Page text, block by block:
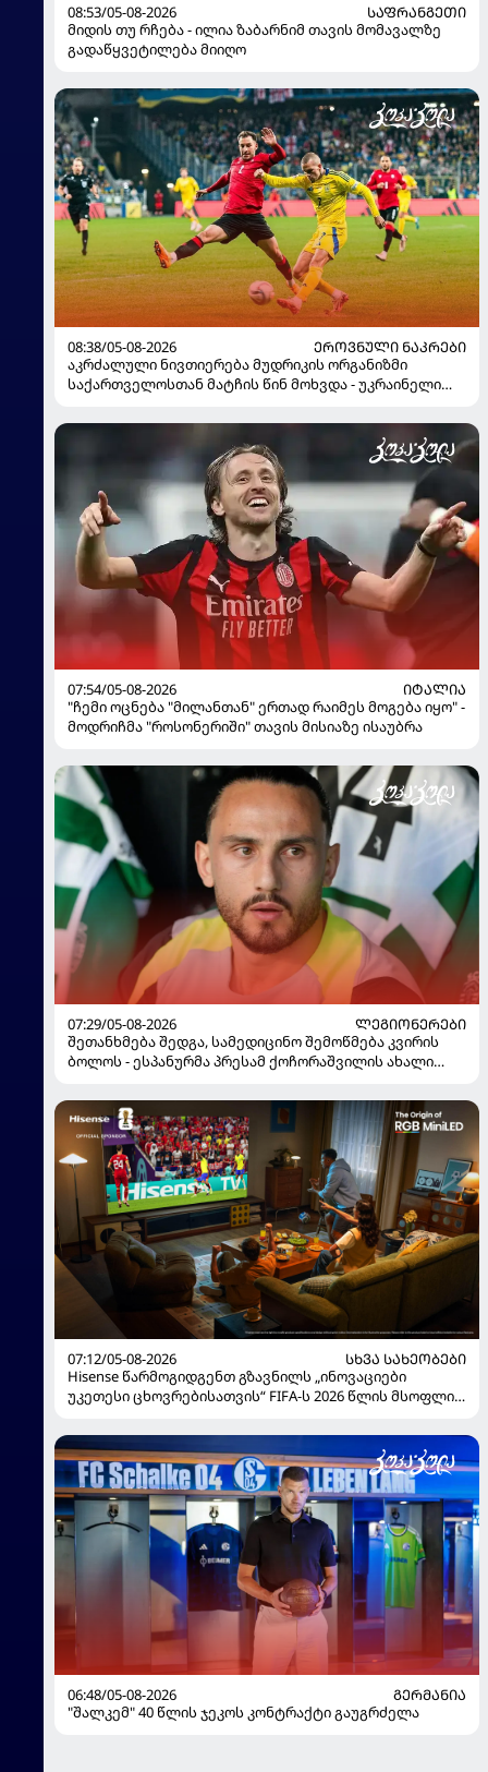
08:53/05-08-2026
ᲡᲐᲤᲠᲐᲜᲒᲔᲗᲘ
მიდის თუ რჩება - ილია ზაბარნიმ თავის მომავალზე
გადაწყვეტილება მიიღო
08:38/05-08-2026
ᲔᲠᲝᲕᲜᲣᲚᲘ ᲜᲐᲙᲠᲔᲑᲘ
აკრძალული ნივთიერება მუდრიკის ორგანიზმი
საქართველოსთან მატჩის წინ მოხვდა - უკრაინელი
ინფორმაციას ავრცელებს
07:54/05-08-2026
ᲘᲢᲐᲚᲘᲐ
"ჩემი ოცნება "მილანთან" ერთად რაიმეს მოგება იყო" -
მოდრიჩმა "როსონერიში" თავის მისიაზე ისაუბრა
07:29/05-08-2026
ᲚᲔᲒᲘᲝᲜᲔᲠᲔᲑᲘ
შეთანხმება შედგა, სამედიცინო შემოწმება კვირის
ბოლოს - ესპანურმა პრესამ ქოჩორაშვილის ახალი
07:12/05-08-2026
ᲡᲮᲕᲐ ᲡᲐᲮᲔᲝᲑᲔᲑᲘ
Hisense წარმოგიდგენთ გზავნილს „ინოვაციები
უკეთესი ცხოვრებისათვის“ FIFA-ს 2026 წლის მსოფლიო
06:48/05-08-2026
ᲒᲔᲠᲛᲐᲜᲘᲐ
"შალკემ" 40 წლის ჯეკოს კონტრაქტი გაუგრძელა